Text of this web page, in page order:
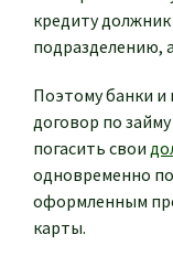
кредиту
подразделению,
Поэтому банки и
договор по
погасить свои
одновременно
оформленным
карты.